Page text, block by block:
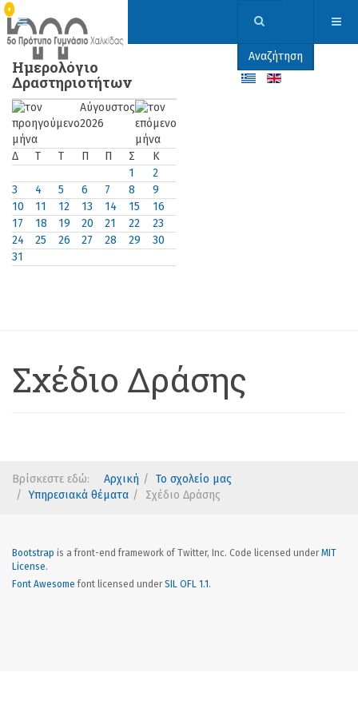
Αναζήτηση
Ημερολόγιο
Δραστηριοτήτων
Αύγουστος
2026
Δ Τ Τ Π Π Σ
Κ
1
2
3
4 5 6 7 8
9
10
11 12 13 14 15
16
17
18 19 20 21 22
23
24
25 26 27 28 29
30
31
Σχέδιο Δράσης
Βρίσκεστε εδώ: Αρχική
Το σχολείο μας
Υπηρεσιακά θέματα
Σχέδιο Δράσης
Bootstrap is a front-end framework of Twitter, Inc. Code licensed underMIT
License.
Font Awesome font licensed underSIL OFL 1.1 .